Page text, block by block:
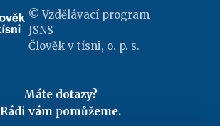
© Vzdělávací program
JSNS
Člověk v tísni, o. p. s.
Máte dotazy?
Rádi vám pomůžeme.